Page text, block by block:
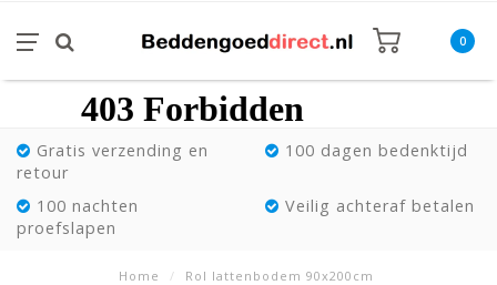
0
Gratis verzending en
retour
100 dagen bedenktijd
100 nachten
proefslapen
Veilig achteraf betalen
Home / Rol lattenbodem 90x200cm